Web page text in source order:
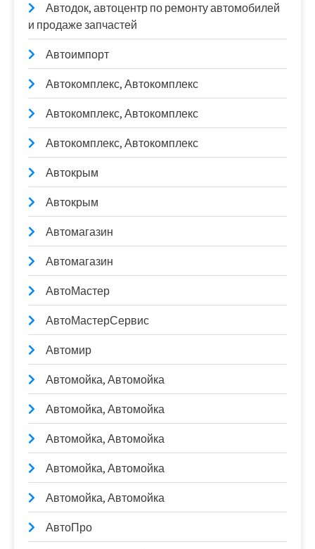
Автодок, автоцентр по ремонту автомобилей
и продаже запчастей
Автоимпорт
Автокомплекс, Автокомплекс
Автокомплекс, Автокомплекс
Автокомплекс, Автокомплекс
Автокрым
Автокрым
Автомагазин
Автомагазин
АвтоМастер
АвтоМастерСервис
Автомир
Автомойка, Автомойка
Автомойка, Автомойка
Автомойка, Автомойка
Автомойка, Автомойка
Автомойка, Автомойка
АвтоПро